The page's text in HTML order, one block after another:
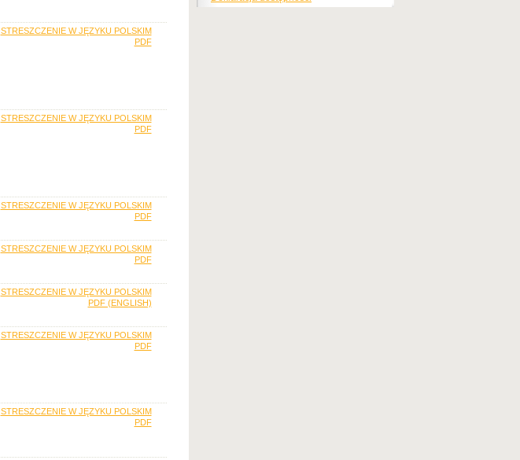
STRESZCZENIE W JĘZYKU POLSKIM
PDF
STRESZCZENIE W JĘZYKU POLSKIM
PDF
STRESZCZENIE W JĘZYKU POLSKIM
PDF
STRESZCZENIE W JĘZYKU POLSKIM
PDF
STRESZCZENIE W JĘZYKU POLSKIM
PDF (ENGLISH)
STRESZCZENIE W JĘZYKU POLSKIM
PDF
STRESZCZENIE W JĘZYKU POLSKIM
PDF